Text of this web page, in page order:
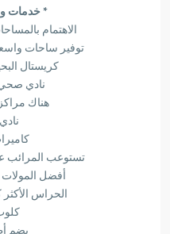
* خدمات
الاهتمام
توفير ساحات
كريستال
نادي
هناك
تستوعب المرائب
أفضل
الحراس